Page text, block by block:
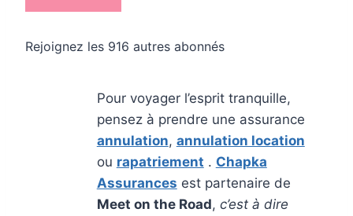
Rejoignez les 916 autres abonnés
Pour voyager l’esprit tranquille,
pensez à prendre une assurance
annulation, annulation location
ou rapatriement . Chapka
Assurances est partenaire de
Meet on the Road, c’est à dire